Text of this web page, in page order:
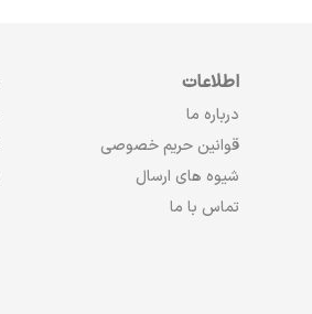
اطلاعات
درباره ما
قوانین حریم خصوصی
شیوه های ارسال
تماس با ما